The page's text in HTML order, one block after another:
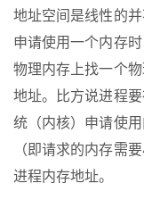
地址空间是线性的
申请使用一个内存
物理内存上找一个
地址。比方说进程
统（内核）申请使
（即请求的内存需
进程内存地址。